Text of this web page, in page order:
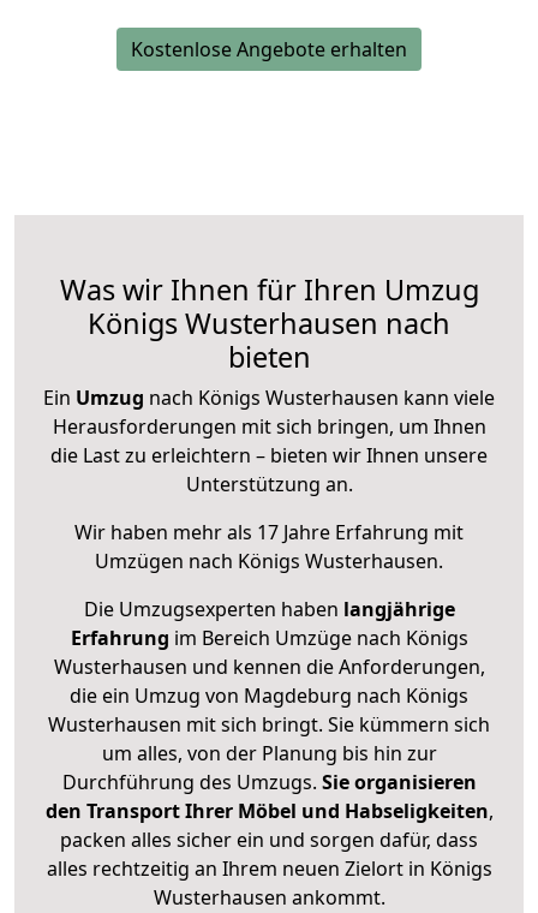
Kostenlose Angebote erhalten
Was wir Ihnen für Ihren Umzug
Königs Wusterhausen nach
bieten
Ein Umzug nach Königs Wusterhausen kann viele
Herausforderungen mit sich bringen, um Ihnen
die Last zu erleichtern – bieten wir Ihnen unsere
Unterstützung an.
Wir haben mehr als 17 Jahre Erfahrung mit
Umzügen nach Königs Wusterhausen.
Die Umzugsexperten haben langjährige
Erfahrung im Bereich Umzüge nach Königs
Wusterhausen und kennen die Anforderungen,
die ein Umzug von Magdeburg nach Königs
Wusterhausen mit sich bringt. Sie kümmern sich
um alles, von der Planung bis hin zur
Durchführung des Umzugs. Sie organisieren
den Transport Ihrer Möbel und Habseligkeiten,
packen alles sicher ein und sorgen dafür, dass
alles rechtzeitig an Ihrem neuen Zielort in Königs
Wusterhausen ankommt.